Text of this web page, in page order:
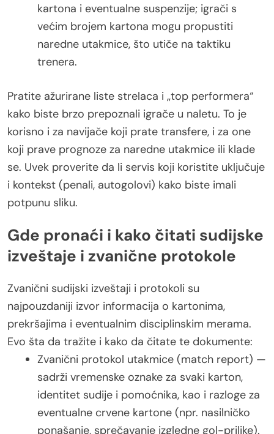
kartona i eventualne suspenzije; igrači s
većim brojem kartona mogu propustiti
naredne utakmice, što utiče na taktiku
trenera.
Pratite ažurirane liste strelaca i „top performera“
kako biste brzo prepoznali igrače u naletu. To je
korisno i za navijače koji prate transfere, i za one
koji prave prognoze za naredne utakmice ili klade
se. Uvek proverite da li servis koji koristite uključuje
i kontekst (penali, autogolovi) kako biste imali
potpunu sliku.
Gde pronaći i kako čitati sudijske
izveštaje i zvanične protokole
Zvanični sudijski izveštaji i protokoli su
najpouzdaniji izvor informacija o kartonima,
prekršajima i eventualnim disciplinskim merama.
Evo šta da tražite i kako da čitate te dokumente:
Zvanični protokol utakmice (match report) —
sadrži vremenske oznake za svaki karton,
identitet sudije i pomoćnika, kao i razloge za
eventualne crvene kartone (npr. nasilničko
ponašanje, sprečavanje izgledne gol-prilike).